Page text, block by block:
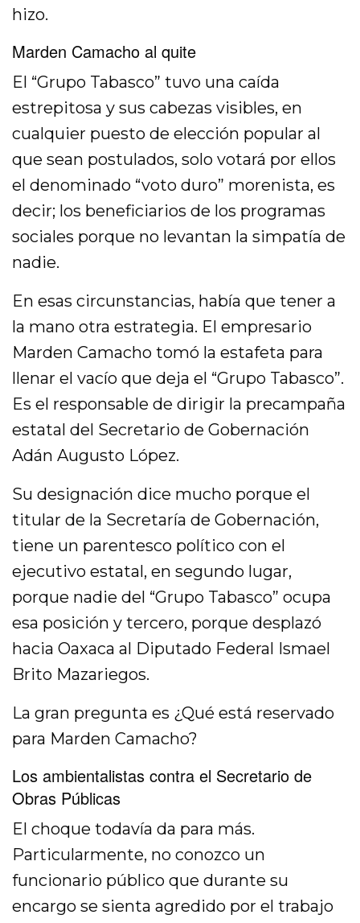
hizo.
Marden Camacho al quite
El “Grupo Tabasco” tuvo una caída
estrepitosa y sus cabezas visibles, en
cualquier puesto de elección popular al
que sean postulados, solo votará por ellos
el denominado “voto duro” morenista, es
decir; los beneficiarios de los programas
sociales porque no levantan la simpatía de
nadie.
En esas circunstancias, había que tener a
la mano otra estrategia. El empresario
Marden Camacho tomó la estafeta para
llenar el vacío que deja el “Grupo Tabasco”.
Es el responsable de dirigir la precampaña
estatal del Secretario de Gobernación
Adán Augusto López.
Su designación dice mucho porque el
titular de la Secretaría de Gobernación,
tiene un parentesco político con el
ejecutivo estatal, en segundo lugar,
porque nadie del “Grupo Tabasco” ocupa
esa posición y tercero, porque desplazó
hacia Oaxaca al Diputado Federal Ismael
Brito Mazariegos.
La gran pregunta es ¿Qué está reservado
para Marden Camacho?
Los ambientalistas contra el Secretario de
Obras Públicas
El choque todavía da para más.
Particularmente, no conozco un
funcionario público que durante su
encargo se sienta agredido por el trabajo